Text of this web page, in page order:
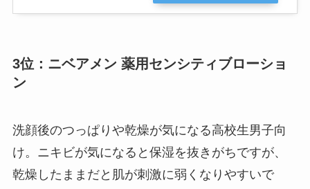
3位：ニベアメン 薬用センシティブローショ
ン
洗顔後のつっぱりや乾燥が気になる高校生男子向
け。ニキビが気になると保湿を抜きがちですが、
乾燥したままだと肌が刺激に弱くなりやすいで